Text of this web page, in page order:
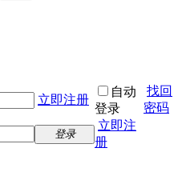
立即注册
自动
登录
找回
密码
登录
立即注
册